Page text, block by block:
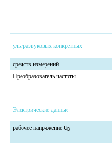
ультразвуковых конкретных
средств измерений
Преобразователь частоты
Электрические данные
рабочее напряжение UB